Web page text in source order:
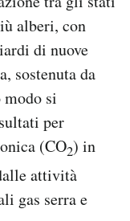
alberi, con
di nuove
sostenuta da
si
per
(CO2) in
attività
gas serra e